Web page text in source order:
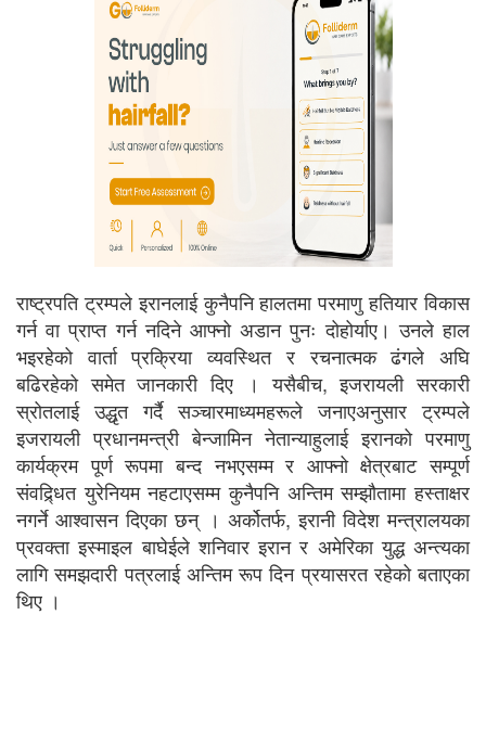
राष्ट्रपति ट्रम्पले इरानलाई कुनैपनि हालतमा परमाणु हतियार विकास
गर्न वा प्राप्त गर्न नदिने आफ्नो अडान पुनः दोहोर्याए। उनले हाल
भइरहेको वार्ता प्रक्रिया व्यवस्थित र रचनात्मक ढंगले अघि
बढिरहेको समेत जानकारी दिए । यसैबीच, इजरायली सरकारी
स्रोतलाई उद्धृत गर्दै सञ्चारमाध्यमहरूले जनाएअनुसार ट्रम्पले
इजरायली प्रधानमन्त्री बेन्जामिन नेतान्याहुलाई इरानको परमाणु
कार्यक्रम पूर्ण रूपमा बन्द नभएसम्म र आफ्नो क्षेत्रबाट सम्पूर्ण
संवद्र्धित युरेनियम नहटाएसम्म कुनैपनि अन्तिम सम्झौतामा हस्ताक्षर
नगर्ने आश्वासन दिएका छन् । अर्कोतर्फ, इरानी विदेश मन्त्रालयका
प्रवक्ता इस्माइल बाघेईले शनिवार इरान र अमेरिका युद्ध अन्त्यका
लागि समझदारी पत्रलाई अन्तिम रूप दिन प्रयासरत रहेको बताएका
थिए ।